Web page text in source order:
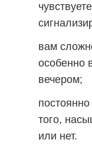
вам
особенно
вечером;
того,
или нет.